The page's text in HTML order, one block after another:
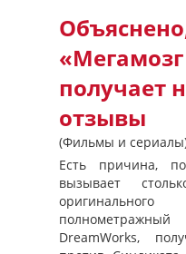
получает
отзывы
(Фильмы и
Есть причина,
вызывает
DreamWorks,